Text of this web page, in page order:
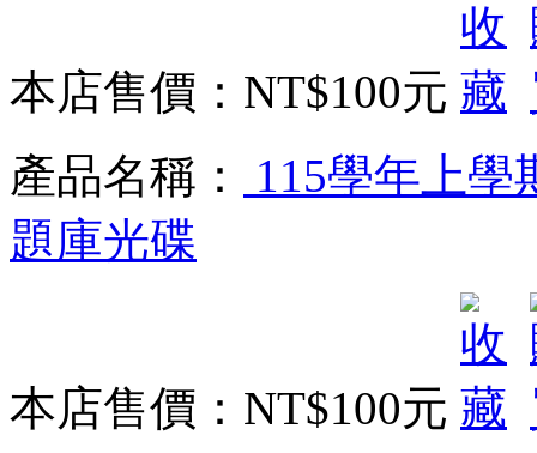
本店售價： NT$100元
產品名稱：
115學年上學
題庫光碟
本店售價： NT$100元